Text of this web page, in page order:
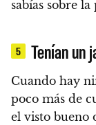
sabías sobre
5 Tenían un
Cuando hay
poco más de
el visto